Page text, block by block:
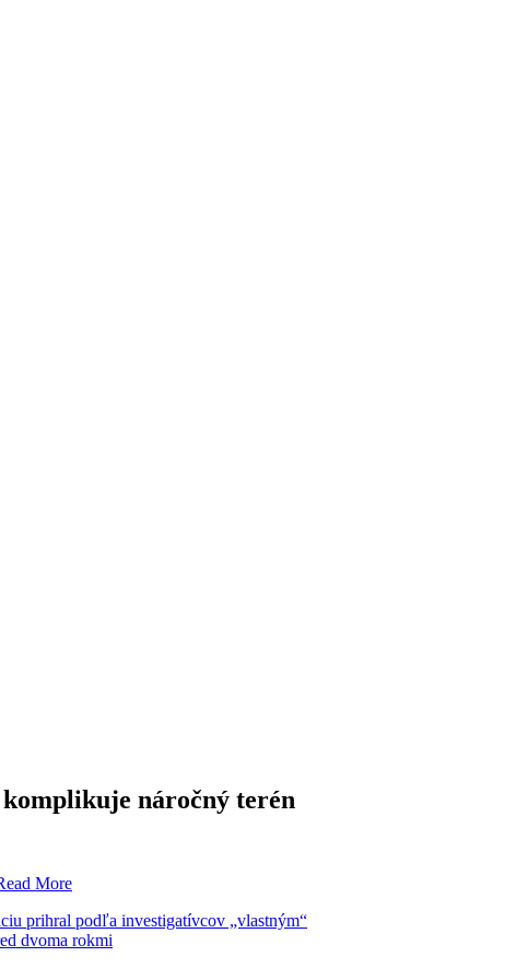
náročný terén
More
prihral podľa investigatívcov „vlastným“
dvoma rokmi